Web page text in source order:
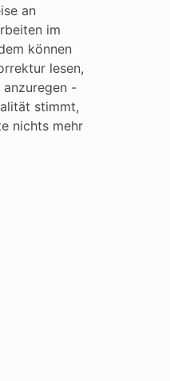
an
im
können
lesen,
anzuregen -
stimmt,
nichts mehr